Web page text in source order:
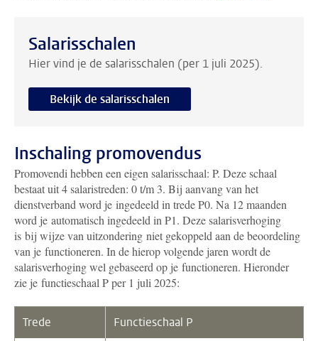
Salarisschalen
Hier vind je de salarisschalen (per 1 juli 2025).
Bekijk de salarisschalen
Inschaling promovendus
Promovendi hebben een eigen salarisschaal: P. Deze schaal
bestaat uit 4 salaristreden: 0 t/m 3. Bij aanvang van het
dienstverband word je ingedeeld in trede P0. Na 12 maanden
word je automatisch ingedeeld in P1. Deze salarisverhoging
is bij wijze van uitzondering niet gekoppeld aan de beoordeling
van je functioneren. In de hierop volgende jaren wordt de
salarisverhoging wel gebaseerd op je functioneren. Hieronder
zie je functieschaal P per 1 juli 2025:
Trede Functieschaal P